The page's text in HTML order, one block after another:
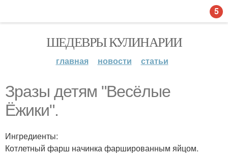
ШЕДЕВРЫ КУЛИНАРИИ
главная новости статьи
Зразы детям "Весёлые
Ёжики".
Ингредиенты:
Котлетный фарш начинка фаршированным яйцом.
5